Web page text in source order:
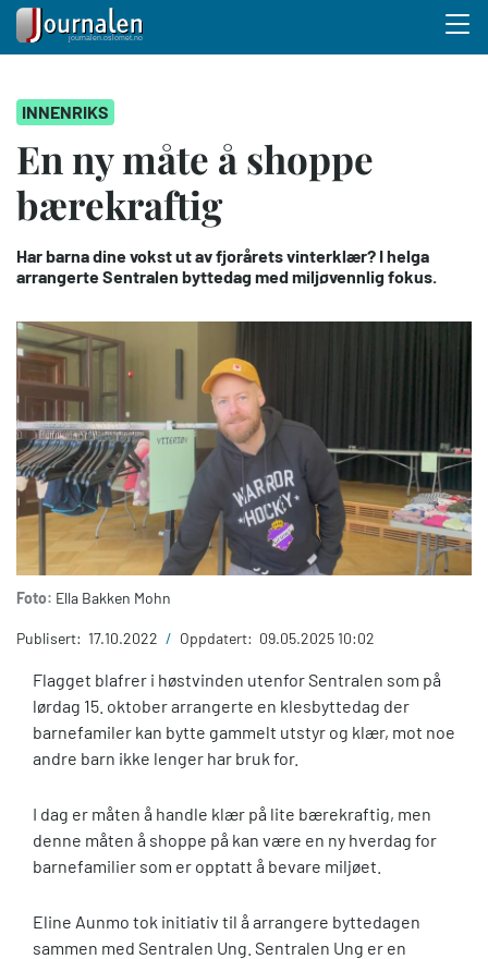
hovedinnhold
INNENRIKS
En ny måte å shoppe
bærekraftig
Har barna dine vokst ut av fjorårets vinterklær? I helga
arrangerte Sentralen byttedag med miljøvennlig fokus.
Foto: Ella Bakken Mohn
Publisert: 17.10.2022 / Oppdatert: 09.05.2025 10:02
Flagget blafrer i høstvinden utenfor Sentralen som på
lørdag 15. oktober arrangerte en klesbyttedag der
barnefamiler kan bytte gammelt utstyr og klær, mot noe
andre barn ikke lenger har bruk for.
I dag er måten å handle klær på lite bærekraftig, men
denne måten å shoppe på kan være en ny hverdag for
barnefamilier som er opptatt å bevare miljøet.
Eline Aunmo tok initiativ til å arrangere byttedagen
sammen med Sentralen Ung. Sentralen Ung er en